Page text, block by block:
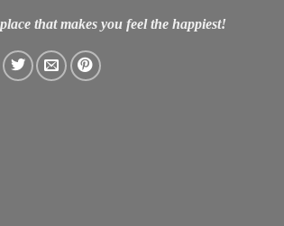
that makes you feel the happiest!